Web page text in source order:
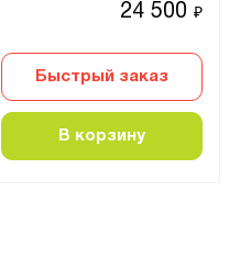
24 500₽
Быстрый заказ
В корзину